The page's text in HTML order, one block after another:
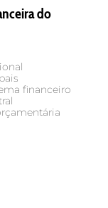
do
financeiro